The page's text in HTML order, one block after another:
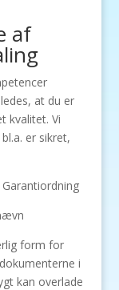
af
at du er
kvalitet. Vi
er sikret,
form for
i
kan overlade